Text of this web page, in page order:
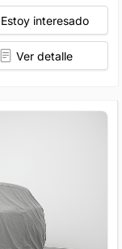
Estoy interesado
Ver detalle